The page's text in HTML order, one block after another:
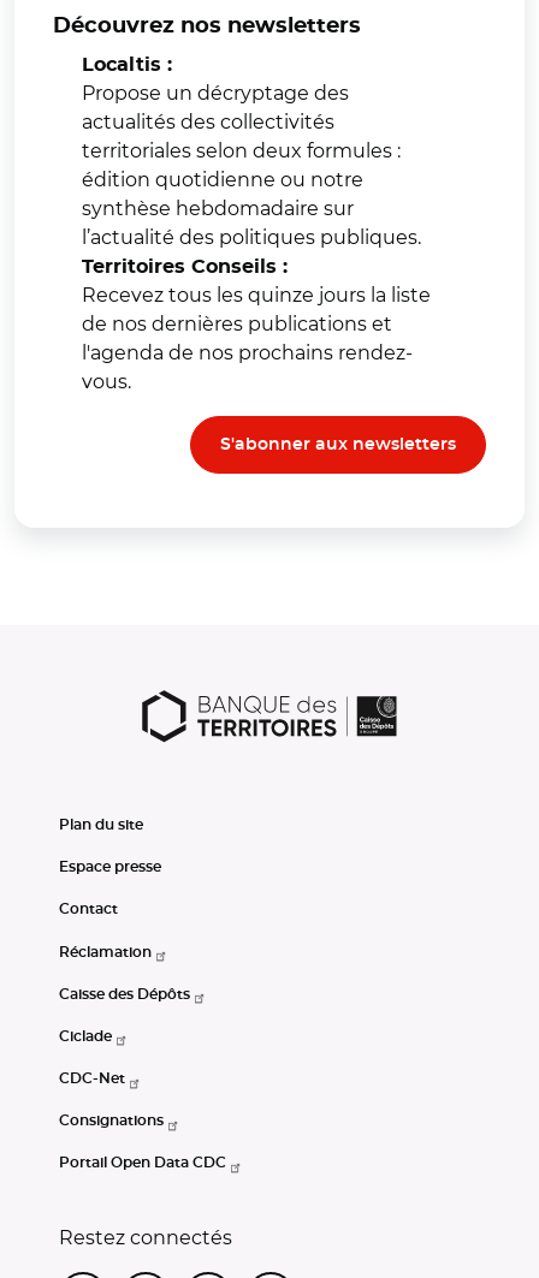
Découvrez nos newsletters
Localtis :
Propose un décryptage des
actualités des collectivités
territoriales selon deux formules :
édition quotidienne ou notre
synthèse hebdomadaire sur
l’actualité des politiques publiques.
Territoires Conseils :
Recevez tous les quinze jours la liste
de nos dernières publications et
l'agenda de nos prochains rendez-
vous.
S'abonner aux newsletters
Plan du site
Espace presse
Contact
Réclamation
Caisse des Dépôts
Ciclade
CDC-Net
Consignations
Portail Open Data CDC
Restez connectés